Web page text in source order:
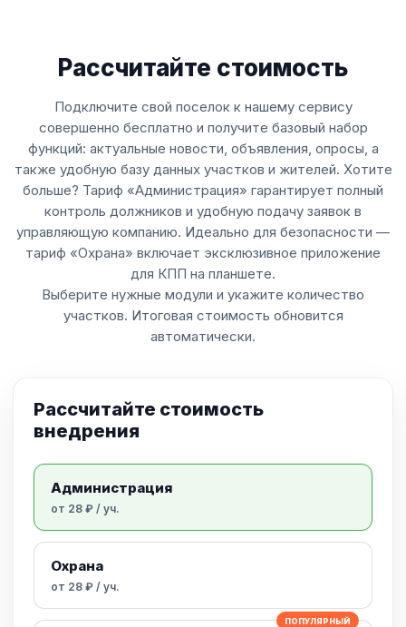
Рассчитайте стоимость
Подключите свой поселок к нашему сервису
совершенно бесплатно и получите базовый набор
функций: актуальные новости, объявления, опросы, а
также удобную базу данных участков и жителей. Хотите
больше? Тариф «Администрация» гарантирует полный
контроль должников и удобную подачу заявок в
управляющую компанию. Идеально для безопасности —
тариф «Охрана» включает эксклюзивное приложение
для КПП на планшете.
Выберите нужные модули и укажите количество
участков. Итоговая стоимость обновится
автоматически.
Рассчитайте стоимость
внедрения
Администрация
от 28 ₽ / уч.
Охрана
от 28 ₽ / уч.
ПОПУЛЯРНЫЙ